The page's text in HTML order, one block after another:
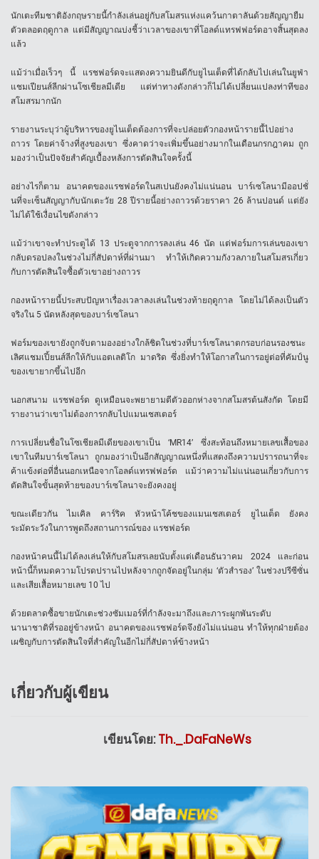
นักเตะทีมชาติอังกฤษรายนี้กำลังเล่นอยู่กับสโมสรแห่งแคว้นกาตาลันด้วยสัญญายืม
ตัวตลอดฤดูกาล แต่มีสัญญาณบ่งชี้ว่าเวลาของเขาที่โอลด์แทรฟฟอร์ดอาจสิ้นสุดลง
แล้ว
แม้ว่าเมื่อเร็วๆ นี้ แรชฟอร์ดจะแสดงความยินดีกับยูไนเต็ดที่ได้กลับไปเล่นในยูฟ่า
แชมเปียนส์ลีกผ่านโซเชียลมีเดีย แต่ท่าทางดังกล่าวก็ไม่ได้เปลี่ยนแปลงท่าทีของ
สโมสรมากนัก
รายงานระบุว่าผู้บริหารของยูไนเต็ดต้องการที่จะปล่อยตัวกองหน้ารายนี้ไปอย่าง
ถาวร โดยค่าจ้างที่สูงของเขา ซึ่งคาดว่าจะเพิ่มขึ้นอย่างมากในเดือนกรกฎาคม ถูก
มองว่าเป็นปัจจัยสำคัญเบื้องหลังการตัดสินใจครั้งนี้
อย่างไรก็ตาม อนาคตของแรชฟอร์ดในสเปนยังคงไม่แน่นอน บาร์เซโลนามีออปชั่
นที่จะเซ็นสัญญากับนักเตะวัย 28 ปีรายนี้อย่างถาวรด้วยราคา 26 ล้านปอนด์ แต่ยัง
ไม่ได้ใช้เงื่อนไขดังกล่าว
แม้ว่าเขาจะทำประตูได้ 13 ประตูจากการลงเล่น 46 นัด แต่ฟอร์มการเล่นของเขา
กลับดรอปลงในช่วงไม่กี่สัปดาห์ที่ผ่านมา ทำให้เกิดความกังวลภายในสโมสรเกี่ยว
กับการตัดสินใจซื้อตัวเขาอย่างถาวร
กองหน้ารายนี้ประสบปัญหาเรื่องเวลาลงเล่นในช่วงท้ายฤดูกาล โดยไม่ได้ลงเป็นตัว
จริงใน 5 นัดหลังสุดของบาร์เซโลนา
ฟอร์มของเขายังถูกจับตามองอย่างใกล้ชิดในช่วงที่บาร์เซโลนาตกรอบก่อนรองชนะ
เลิศแชมเปี้ยนส์ลีกให้กับแอตเลติโก มาดริด ซึ่งยิ่งทำให้โอกาสในการอยู่ต่อที่คัมป์นู
ของเขายากขึ้นไปอีก
นอกสนาม แรชฟอร์ด ดูเหมือนจะพยายามตีตัวออกห่างจากสโมสรต้นสังกัด โดยมี
รายงานว่าเขาไม่ต้องการกลับไปแมนเชสเตอร์
การเปลี่ยนชื่อในโซเชียลมีเดียของเขาเป็น ‘MR14’ ซึ่งสะท้อนถึงหมายเลขเสื้อของ
เขาในทีมบาร์เซโลนา ถูกมองว่าเป็นอีกสัญญาณหนึ่งที่แสดงถึงความปรารถนาที่จะ
ค้าแข้งต่อที่อื่นนอกเหนือจากโอลด์แทรฟฟอร์ด แม้ว่าความไม่แน่นอนเกี่ยวกับการ
ตัดสินใจขั้นสุดท้ายของบาร์เซโลนาจะยังคงอยู่
ขณะเดียวกัน ไมเคิล คาร์ริค หัวหน้าโค้ชของแมนเชสเตอร์ ยูไนเต็ด ยังคง
ระมัดระวังในการพูดถึงสถานการณ์ของ แรชฟอร์ด
กองหน้าคนนี้ไม่ได้ลงเล่นให้กับสโมสรเลยนับตั้งแต่เดือนธันวาคม 2024 และก่อน
หน้านี้ก็หมดความโปรดปรานไปหลังจากถูกจัดอยู่ในกลุ่ม ‘ตัวสำรอง’ ในช่วงปรีซีซั่น
และเสียเสื้อหมายเลข 10 ไป
ด้วยตลาดซื้อขายนักเตะช่วงซัมเมอร์ที่กำลังจะมาถึงและภาระผูกพันระดับ
นานาชาติที่รออยู่ข้างหน้า อนาคตของแรชฟอร์ดจึงยังไม่แน่นอน ทำให้ทุกฝ่ายต้อง
เผชิญกับการตัดสินใจที่สำคัญในอีกไม่กี่สัปดาห์ข้างหน้า
เกี่ยวกับผู้เขียน
เขียนโดย:Th._.DaFaNeWs